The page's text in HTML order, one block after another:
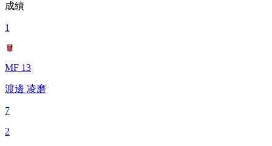
成績
1
MF 13
渡邊 凌磨
7
2